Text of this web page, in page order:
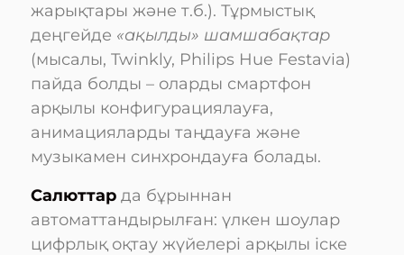
жарықтары және т.б.). Тұрмыстық
деңгейде «ақылды» шамшабақтар
(мысалы, Twinkly, Philips Hue Festavia)
пайда болды – оларды смартфон
арқылы конфигурациялауға,
анимацияларды таңдауға және
музыкамен синхрондауға болады.
Салюттар да бұрыннан
автоматтандырылған: үлкен шоулар
цифрлық оқтау жүйелері арқылы іске